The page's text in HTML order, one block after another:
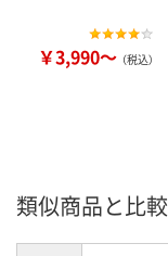
￥3,990～ （税込）
類似商品と比較